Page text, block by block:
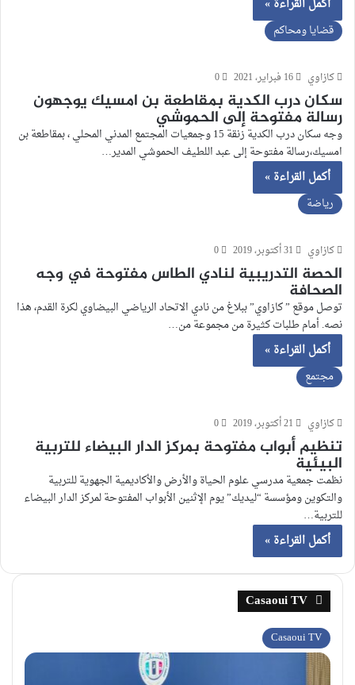
أكمل القراءة »
قضايا ومحاكم
كازاوي 16 فبراير، 2021 0
سكان درب الكدية بمقاطعة بن امسيك يوجهون
رسالة مفتوحة إلى الحموشي
وجه سكان درب الكدية زنقة 15 وجمعيات المجتمع المدني المحلي ، بمقاطعة بن
امسيك،رسالة مفتوحة إلى عبد اللطيف الحموشي المدير…
أكمل القراءة »
رياضة
كازاوي 31 أكتوبر، 2019 0
الحصة التدريبية لنادي الطاس مفتوحة في وجه
الصحافة
توصل موقع ” كازاوي” ببلاغ من نادي الاتحاد الرياضي البيضاوي لكرة القدم، هذا
نصه. أمام طلبات كثيرة من مجموعة من…
أكمل القراءة »
مجتمع
كازاوي 21 أكتوبر، 2019 0
تنظيم أبواب مفتوحة بمركز الدار البيضاء للتربية
البيئية
نظمت جمعية مدرسي علوم الحياة والأرض والأكاديمية الجهوية للتربية
والتكوين ومؤسسة “ليديك” يوم الإثنين الأبواب المفتوحة لمركز الدار البيضاء
للتربية…
أكمل القراءة »
Casaoui TV
Casaoui TV